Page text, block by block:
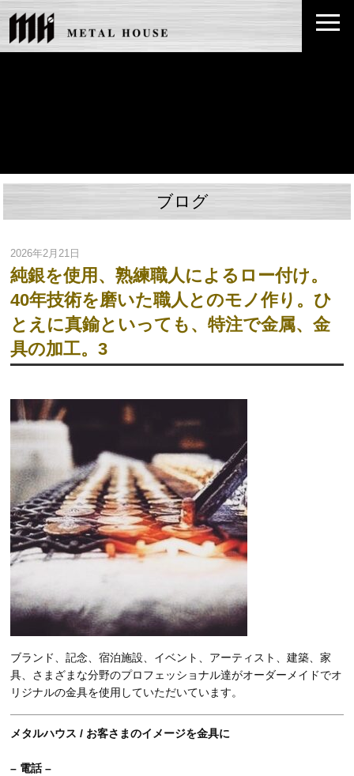
ブログ
2026年2月21日
純銀を使用、熟練職人によるロー付け。
40年技術を磨いた職人とのモノ作り。ひ
とえに真鍮といっても、特注で金属、金
具の加工。3
ブランド、記念、宿泊施設、イベント、アーティスト、建築、家
具、さまざまな分野のプロフェッショナル達がオーダーメイドでオ
リジナルの金具を使用していただいています。
メタルハウス / お客さまのイメージを金具に
– 電話 –